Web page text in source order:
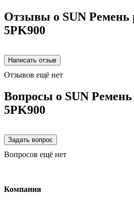
Отзывы о SUN Ремень
5PK900
Отзывов ещё нет
Вопросы о SUN
5PK900
Вопросов ещё нет
Компания